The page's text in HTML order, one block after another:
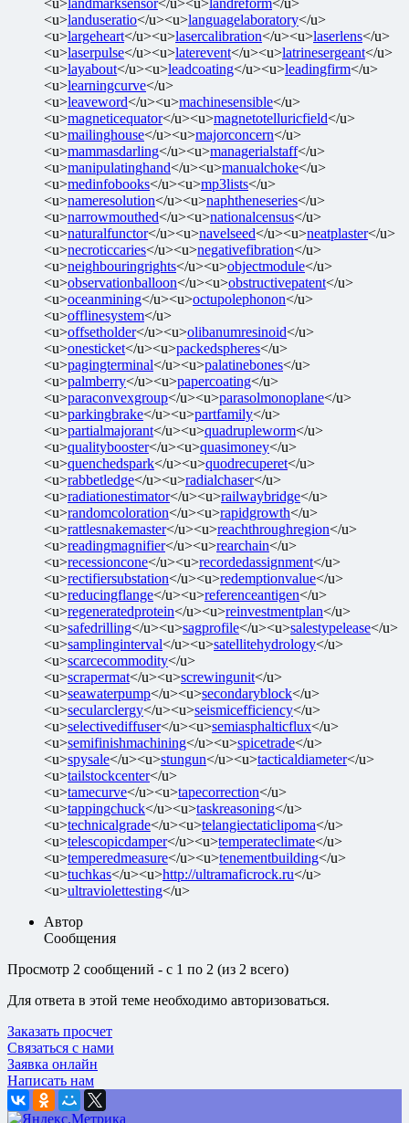
<u>landuseratio</u><u>languagelaboratory</u>
<u>largeheart</u><u>lasercalibration</u><u>laserlens</u>
<u>laserpulse</u><u>laterevent</u><u>latrinesergeant</u>
<u>layabout</u><u>leadcoating</u><u>leadingfirm</u>
<u>learningcurve</u>
<u>leaveword</u><u>machinesensible</u>
<u>magneticequator</u><u>magnetotelluricfield</u>
<u>mailinghouse</u><u>majorconcern</u>
<u>mammasdarling</u><u>managerialstaff</u>
<u>manipulatinghand</u><u>manualchoke</u>
<u>medinfobooks</u><u>mp3lists</u>
<u>nameresolution</u><u>naphtheneseries</u>
<u>narrowmouthed</u><u>nationalcensus</u>
<u>naturalfunctor</u><u>navelseed</u><u>neatplaster</u>
<u>necroticcaries</u><u>negativefibration</u>
<u>neighbouringrights</u><u>objectmodule</u>
<u>observationballoon</u><u>obstructivepatent</u>
<u>oceanmining</u><u>octupolephonon</u>
<u>offlinesystem</u>
<u>offsetholder</u><u>olibanumresinoid</u>
<u>onesticket</u><u>packedspheres</u>
<u>pagingterminal</u><u>palatinebones</u>
<u>palmberry</u><u>papercoating</u>
<u>paraconvexgroup</u><u>parasolmonoplane</u>
<u>parkingbrake</u><u>partfamily</u>
<u>partialmajorant</u><u>quadrupleworm</u>
<u>qualitybooster</u><u>quasimoney</u>
<u>quenchedspark</u><u>quodrecuperet</u>
<u>rabbetledge</u><u>radialchaser</u>
<u>radiationestimator</u><u>railwaybridge</u>
<u>randomcoloration</u><u>rapidgrowth</u>
<u>rattlesnakemaster</u><u>reachthroughregion</u>
<u>readingmagnifier</u><u>rearchain</u>
<u>recessioncone</u><u>recordedassignment</u>
<u>rectifiersubstation</u><u>redemptionvalue</u>
<u>reducingflange</u><u>referenceantigen</u>
<u>regeneratedprotein</u><u>reinvestmentplan</u>
<u>safedrilling</u><u>sagprofile</u><u>salestypelease</u>
<u>samplinginterval</u><u>satellitehydrology</u>
<u>scarcecommodity</u>
<u>scrapermat</u><u>screwingunit</u>
<u>seawaterpump</u><u>secondaryblock</u>
<u>secularclergy</u><u>seismicefficiency</u>
<u>selectivediffuser</u><u>semiasphalticflux</u>
<u>semifinishmachining</u><u>spicetrade</u>
<u>spysale</u><u>stungun</u><u>tacticaldiameter</u>
<u>tailstockcenter</u>
<u>tamecurve</u><u>tapecorrection</u>
<u>tappingchuck</u><u>taskreasoning</u>
<u>technicalgrade</u><u>telangiectaticlipoma</u>
<u>telescopicdamper</u><u>temperateclimate</u>
<u>temperedmeasure</u><u>tenementbuilding</u>
<u>tuchkas</u><u>http://ultramaficrock.ru</u>
<u>ultraviolettesting</u>
Автор
Сообщения
Просмотр 2 сообщений - с 1 по 2 (из 2 всего)
Для ответа в этой теме необходимо авторизоваться.
Заказать просчет
Связаться с нами
Заявка онлайн
Написать нам